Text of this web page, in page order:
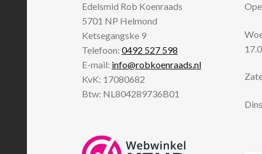
Edelsmid Rob Koenraads
5701 NP Helmond
Ketsegangske 9
Telefoon:0492 527 598
E-mail: info@robkoenraads.nl
KvK: 17080682
Btw: NL804289736B01